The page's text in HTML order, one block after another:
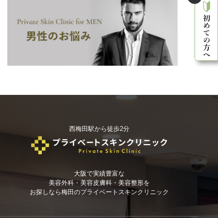
西梅田駅から徒歩2分
大阪で実績豊富な
美容外科・美容皮膚科・美容整形を
お探しなら梅田のプライベートスキンクリニック